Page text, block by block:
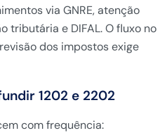
via GNRE, atenção
tributária e DIFAL. O fluxo no
dos impostos exige
1202 e 2202
com frequência: